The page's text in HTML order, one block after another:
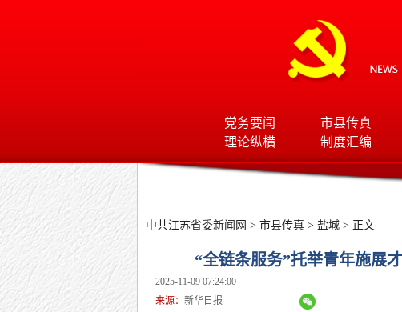
党务要闻 市县传真
理论纵横
制度汇编
中共江苏省委新闻网 > 市县传真 > 盐城 > 正文
“全链条服务”托举青年施展
2025-11-09 07:24:00
来源： 新华日报